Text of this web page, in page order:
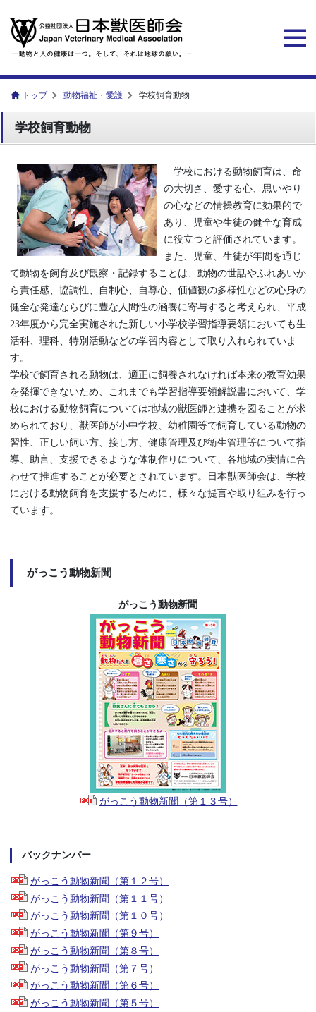
トップ 動物福祉・愛護 学校飼育動物
学校飼育動物
学校における動物飼育は、命
の大切さ、愛する心、思いやり
の心などの情操教育に効果的で
あり、児童や生徒の健全な育成
に役立つと評価されています。
また、児童、生徒が年間を通じ
て動物を飼育及び観察・記録することは、動物の世話やふれあいか
ら責任感、協調性、自制心、自尊心、価値観の多様性などの心身の
健全な発達ならびに豊な人間性の涵養に寄与すると考えられ、平成
23年度から完全実施された新しい小学校学習指導要領においても生
活科、理科、特別活動などの学習内容として取り入れられていま
す。
学校で飼育される動物は、適正に飼養されなければ本来の教育効果
を発揮できないため、これまでも学習指導要領解説書において、学
校における動物飼育については地域の獣医師と連携を図ることが求
められており、獣医師が小中学校、幼稚園等で飼育している動物の
習性、正しい飼い方、接し方、健康管理及び衛生管理等について指
導、助言、支援できるような体制作りについて、各地域の実情に合
わせて推進することが必要とされています。日本獣医師会は、学校
における動物飼育を支援するために、様々な提言や取り組みを行っ
ています。
がっこう動物新聞
がっこう動物新聞
がっこう動物新聞（第１３号）
バックナンバー
がっこう動物新聞（第１２号）
がっこう動物新聞（第１１号）
がっこう動物新聞（第１０号）
がっこう動物新聞（第９号）
がっこう動物新聞（第８号）
がっこう動物新聞（第７号）
がっこう動物新聞（第６号）
がっこう動物新聞（第５号）